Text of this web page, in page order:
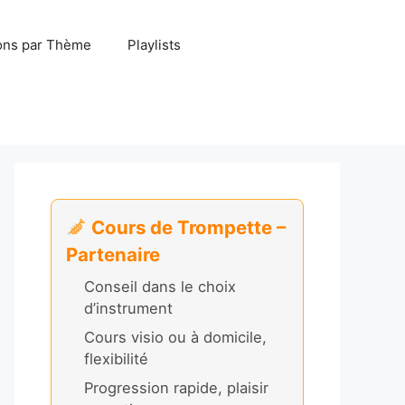
par Thème Playlists
Cours de Trompette –
Partenaire
Conseil dans le choix
d’instrument
Cours visio ou à domicile,
flexibilité
Progression rapide, plaisir